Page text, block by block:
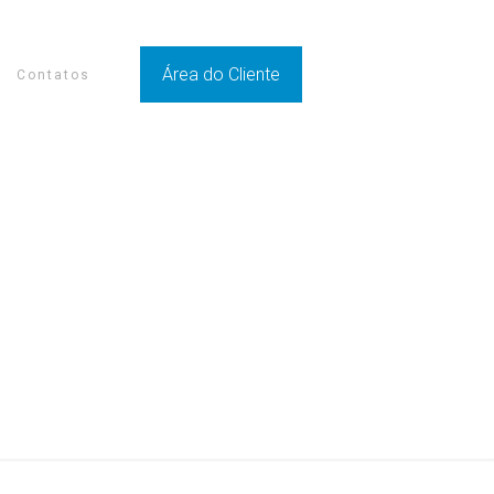
Contatos Área do Cliente